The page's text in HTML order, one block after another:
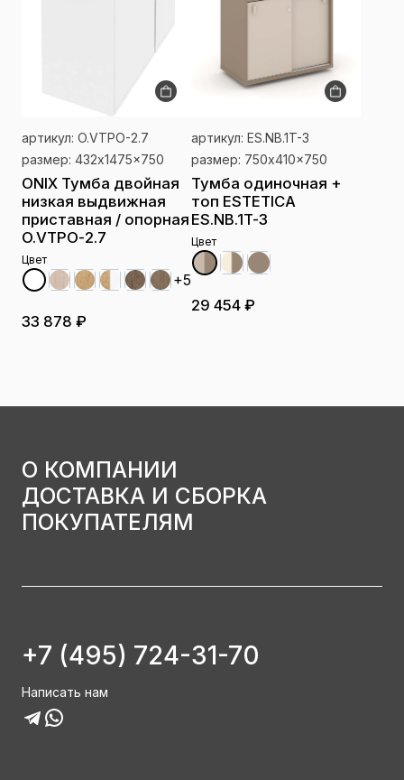
артикул: O.VTPO-2.7
размер: 432x1475x750
ONIX Тумба двойная
низкая выдвижная
приставная / опорная
O.VTPO-2.7
Цвет
+5
33 878 ₽
артикул: ES.NB.1T-3
размер: 750x410x750
Тумба одиночная +
топ ESTETICA
ES.NB.1T-3
Цвет
29 454 ₽
О КОМПАНИИ
ДОСТАВКА И СБОРКА
ПОКУПАТЕЛЯМ
+7 (495) 724-31-70
Написать нам